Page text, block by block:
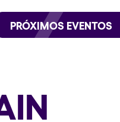
en Instagram
en TikTok
PRÓXIMOS EVENTOS